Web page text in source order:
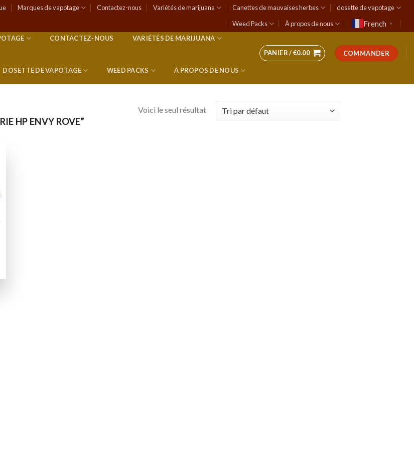
Marques de vapotage Contactez-nous Variétés de marijuana Canettes de mauvaises herbes
dosette de vapotage
Weed Packs
À propos de nous French ▼
CONTACTEZ-NOUS VARIÉTÉS DE MARIJUANA
DOSETTE DE VAPOTAGE WEED PACKS À PROPOS DE NOUS
PANIER /€0.00 COMMANDER
HP ENVY ROVE”
Voici le seul résultat